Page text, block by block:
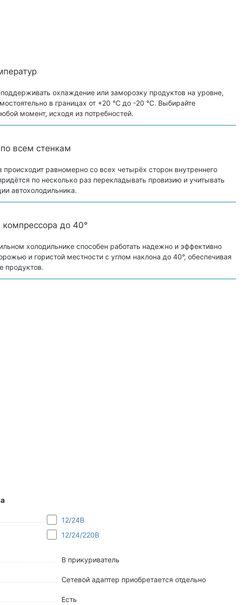
охлаждение или заморозку продуктов на уровне,
в границах от +20 °C до -20 °C. Выбирайте
момент, исходя из потребностей.
всем стенкам
равномерно со всех четырёх сторон внутреннего
по несколько раз перекладывать провизию и учитывать
автохолодильника.
компрессора до 40°
холодильнике способен работать надежно и эффективно
и гористой местности с углом наклона до 40°, обеспечивая
продуктов.
12/24В
12/24/220В
В прикуриватель
Сетевой адаптер приобретается отдельно
Есть